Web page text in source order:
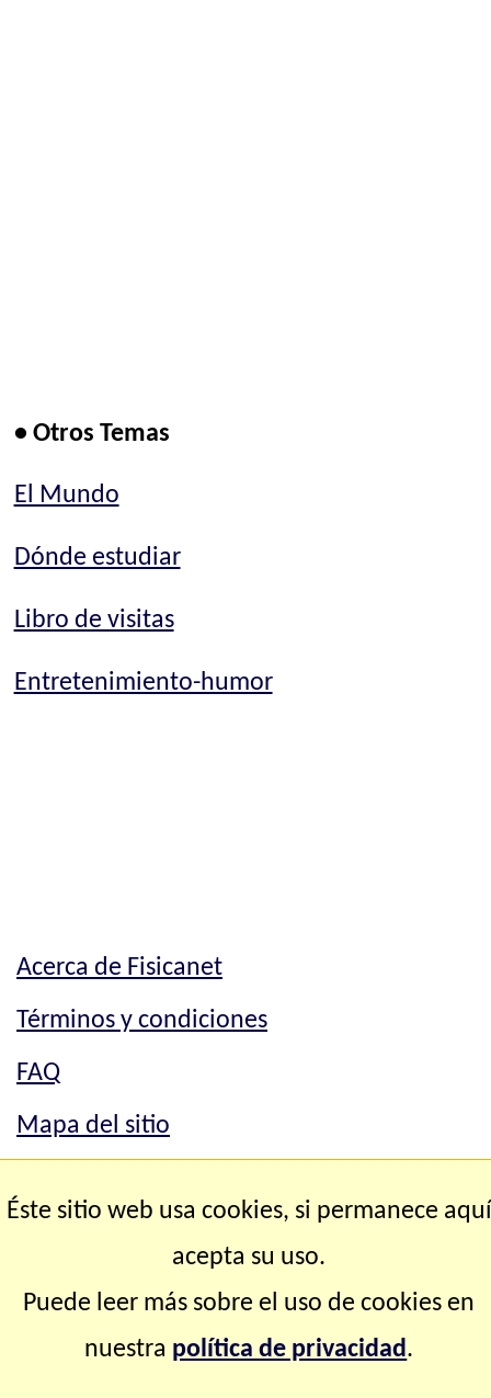
• Otros Temas
El Mundo
Dónde estudiar
Libro de visitas
Entretenimiento-humor
Acerca de Fisicanet
Términos y condiciones
FAQ
Mapa del sitio
Copyright © 2.000-2.028 Fisicanet ® Todos los
derechos reservados
Éste sitio web usa cookies, si permanece aquí
acepta su uso.
Puede leer más sobre el uso de cookies en
nuestra política de privacidad.